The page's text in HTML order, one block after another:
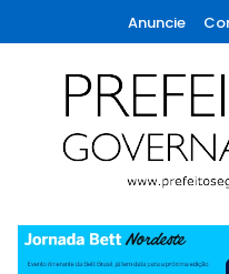
To
Content
Anuncie
Prefeitos